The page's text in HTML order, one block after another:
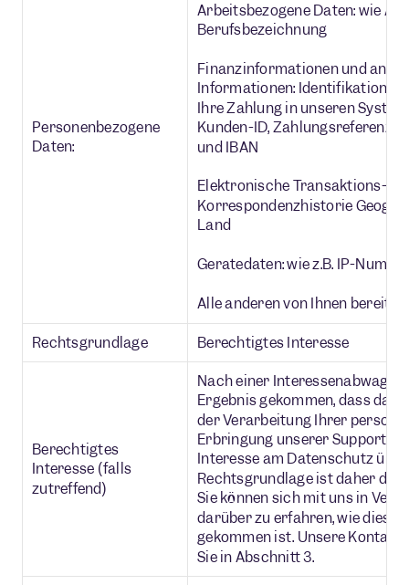
Personenbezogene
Daten:
Arbeitsbezogene Daten: wie
Berufsbezeichnung
Finanzinformationen und
Informationen:
Ihre Zahlung in unseren
Kunden-ID, Zahlungsreferenz-
und IBAN
Elektronische Transaktions-
Korrespondenzhistorie
Land
Gerätedaten: wie z.B. IP-
Alle anderen von Ihnen
Rechtsgrundlage Berechtigtes Interesse
Berechtigtes
Interesse (falls
zutreffend)
Nach einer
Ergebnis gekommen, dass das
der Verarbeitung Ihrer
Erbringung unserer Support-
Interesse am Datenschutz
Rechtsgrundlage ist daher das
Sie können sich mit uns in
darüber zu erfahren, wie diese
gekommen ist. Unsere
Sie in Abschnitt 3.